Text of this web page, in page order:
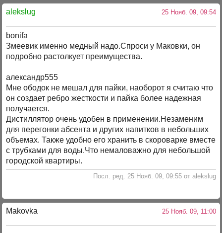
alekslug 25 Нояб. 09, 09:54
bonifa
Змеевик именно медный надо.Спроси у Маковки, он
подробно растолкует преимущества.
александр555
Мне ободок не мешал для пайки, наоборот я считаю что
он создает ребро жесткости и пайка более надежная
получается.
Дистиллятор очень удобен в применении.Незаменим
для перегонки абсента и других напитков в небольших
объемах. Также удобно его хранить в скороварке вместе
с трубками для воды.Что немаловажно для небольшой
городской квартиры.
Посл. ред. 25 Нояб. 09, 09:55 от alekslug
Makovka 25 Нояб. 09, 11:00